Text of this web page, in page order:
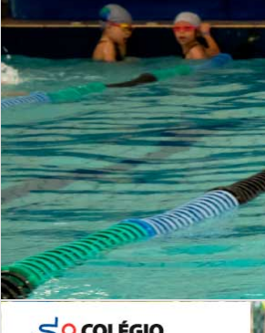
Período Integral | Saiba mais
INSTITUCIONAL